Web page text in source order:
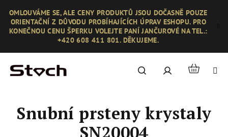
obsah
OMLOUVÁME SE, ALE CENY PRODUKTŮ JSOU DOČASNĚ POUZE
ORIENTAČNÍ Z DŮVODU PROBÍHAJÍCÍCH ÚPRAV ESHOPU. PRO
KONEČNOU CENU ŠPERKU VOLEJTE PANÍ JANČUROVÉ NA TEL.:
+420 608 411 801. DĚKUJEME.
Hledat PřihlášeníNákupní
Snubní prsteny krystaly
SN20004